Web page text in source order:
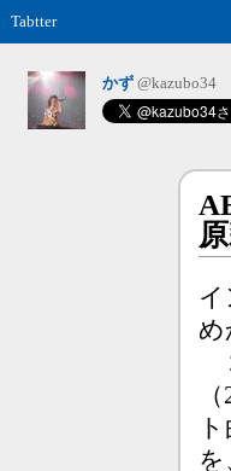
Tabtter
かず @kazubo34
め